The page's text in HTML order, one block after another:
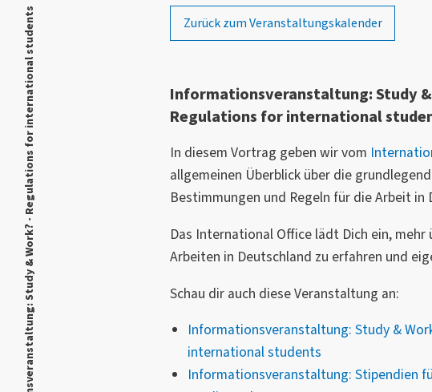
Informationsveranstaltung: Study & Work? - Regulations for international students Zurück zum Veranstaltungskalender
Informationsveranstaltung: Study &
Regulations for international
In diesem Vortrag geben wir vom
allgemeinen Überblick über die
Bestimmungen und Regeln für die Arbeit in
Das International Office lädt Dich ein, mehr
Arbeiten in Deutschland zu erfahren und
Schau dir auch diese Veranstaltung an:
Informationsveranstaltung: Study &
international students
Informationsveranstaltung: Stipendien